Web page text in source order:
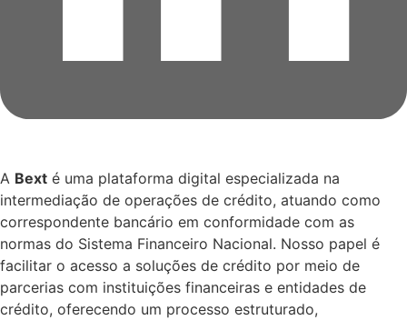
A Bext é uma plataforma digital especializada na
intermediação de operações de crédito, atuando como
correspondente bancário em conformidade com as
normas do Sistema Financeiro Nacional. Nosso papel é
facilitar o acesso a soluções de crédito por meio de
parcerias com instituições financeiras e entidades de
crédito, oferecendo um processo estruturado,